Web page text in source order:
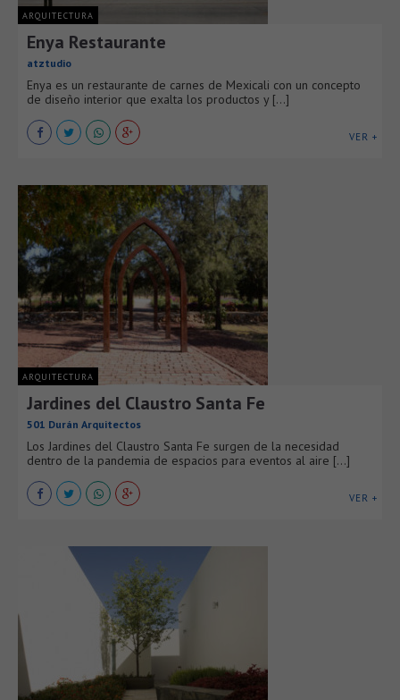
ARQUITECTURA
Enya Restaurante
atztudio
Enya es un restaurante de carnes de Mexicali con un concepto
de diseño interior que exalta los productos y [...]
VER +
ARQUITECTURA
Jardines del Claustro Santa Fe
501 Durán Arquitectos
Los Jardines del Claustro Santa Fe surgen de la necesidad
dentro de la pandemia de espacios para eventos al aire [...]
VER +